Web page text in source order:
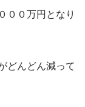
００万円となり
どんどん減って